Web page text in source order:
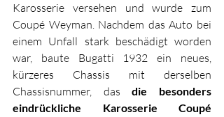
Karosserie versehen und wurde zum
Coupé Weyman. Nachdem das Auto bei
einem Unfall stark beschädigt worden
war, baute Bugatti 1932 ein neues,
kürzeres Chassis mit derselben
Chassisnummer, das die besonders
eindrückliche Karosserie Coupé